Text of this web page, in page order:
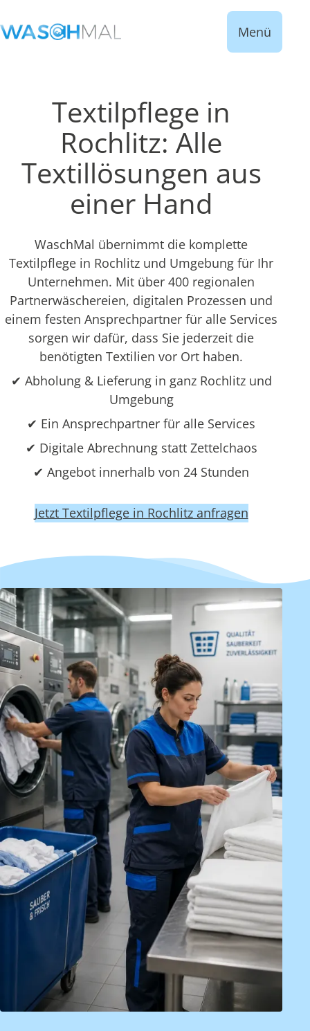
Menü
Textilpflege in
Rochlitz: Alle
Textillösungen aus
einer Hand
WaschMal übernimmt die komplette
Textilpflege in Rochlitz und Umgebung für Ihr
Unternehmen. Mit über 400 regionalen
Partnerwäschereien, digitalen Prozessen und
einem festen Ansprechpartner für alle Services
sorgen wir dafür, dass Sie jederzeit die
benötigten Textilien vor Ort haben.
✔ Abholung & Lieferung in ganz Rochlitz und
Umgebung
✔ Ein Ansprechpartner für alle Services
✔ Digitale Abrechnung statt Zettelchaos
✔ Angebot innerhalb von 24 Stunden
Jetzt Textilpflege in Rochlitz anfragen